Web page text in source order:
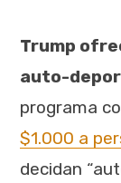
Trump
auto-
programa
$1.000 a
decidan